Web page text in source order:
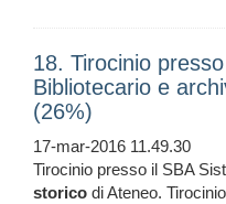
18. Tirocinio
Bibliotecario e
(26%)
17-mar-2016 11.49.30
Tirocinio presso il SBA
storico di Ateneo.